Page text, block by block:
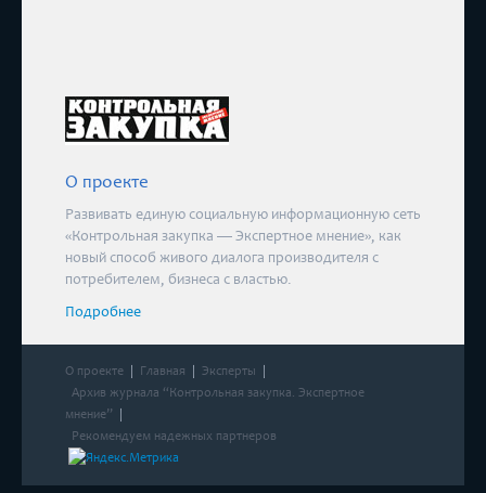
О проекте
Развивать единую социальную информационную сеть
«Контрольная закупка — Экспертное мнение», как
новый способ живого диалога производителя с
потребителем, бизнеса с властью.
Подробнее
О проекте Главная
Эксперты
Архив журнала “Контрольная закупка. Экспертное
мнение”
Рекомендуем надежных партнеров